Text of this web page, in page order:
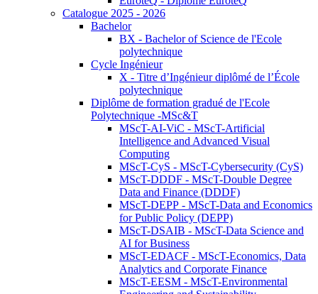
Catalogue 2025 - 2026
Bachelor
BX - Bachelor of Science de l'Ecole
polytechnique
Cycle Ingénieur
X - Titre d’Ingénieur diplômé de l’École
polytechnique
Diplôme de formation gradué de l'Ecole
Polytechnique -MSc&T
MScT-AI-ViC - MScT-Artificial
Intelligence and Advanced Visual
Computing
MScT-CyS - MScT-Cybersecurity (CyS)
MScT-DDDF - MScT-Double Degree
Data and Finance (DDDF)
MScT-DEPP - MScT-Data and Economics
for Public Policy (DEPP)
MScT-DSAIB - MScT-Data Science and
AI for Business
MScT-EDACF - MScT-Economics, Data
Analytics and Corporate Finance
MScT-EESM - MScT-Environmental